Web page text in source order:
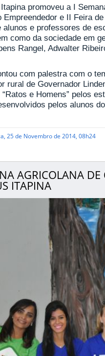
promoveu a I
Empreendedor e II Feira
alunos e professores de
como da sociedade em
Rangel, Adwalter
com palestra com o
rural de Governador
e Homens” pelos
pelos alunos
25 de Novembro de 2014, 08h24
AGRICOLANA
ITAPINA